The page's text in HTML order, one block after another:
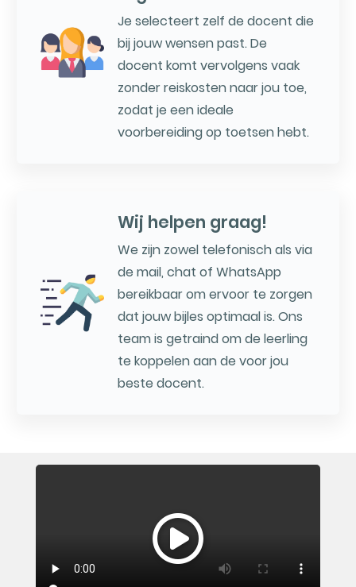
Je selecteert zelf de docent die
bij jouw wensen past. De
docent komt vervolgens vaak
zonder reiskosten naar jou toe,
zodat je een ideale
voorbereiding op toetsen hebt.
Wij helpen graag!
We zijn zowel telefonisch als via
de mail, chat of WhatsApp
bereikbaar om ervoor te zorgen
dat jouw bijles optimaal is. Ons
team is getraind om de leerling
te koppelen aan de voor jou
beste docent.